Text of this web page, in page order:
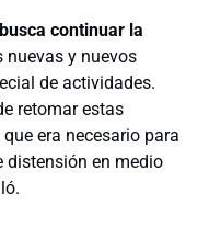
busca continuar la
nuevas y nuevos
de actividades.
retomar estas
era necesario para
distensión en medio